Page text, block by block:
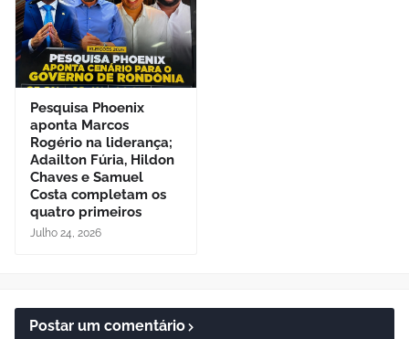
Pesquisa Phoenix
aponta Marcos
Rogério na liderança;
Adailton Fúria, Hildon
Chaves e Samuel
Costa completam os
quatro primeiros
Julho 24, 2026
Postar um comentário